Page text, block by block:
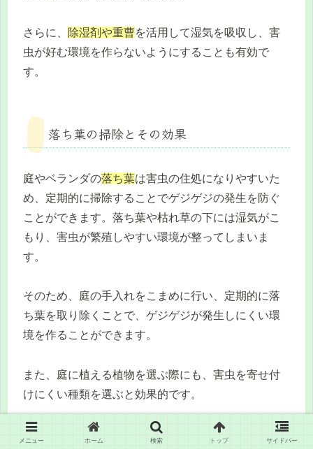
さらに、 除湿剤や重曹を活用して湿気を吸収し、害
虫が好む環境を作らないようにすることも有効で
す。
落ち葉の掃除とその効果
庭やベランダの落ち葉は害虫の住処になりやすいた
め、定期的に掃除することでゲジゲジの発生を防ぐ
ことができます。落ち葉や枯れ草の下には湿気がこ
もり、害虫が繁殖しやすい環境が整ってしまいま
す。
そのため、庭の手入れをこまめに行い、定期的に落
ち葉を取り除くことで、ゲジゲジが発生しにくい環
境を作ることができます。
また、庭に植える植物を選ぶ際にも、害虫を寄せ付
けにくい種類を選ぶと効果的です。
例えば、ミントやラベンダーなどの ハーブ類
は、害
メニュー ホーム 検索 トップ サイドバー